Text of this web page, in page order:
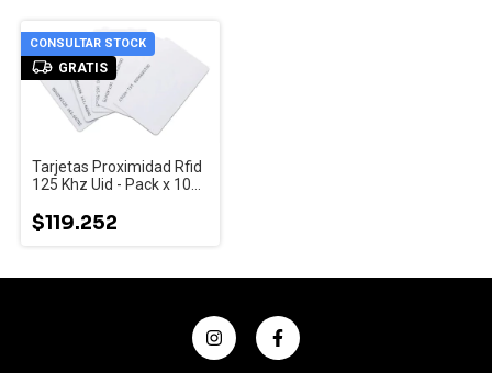
CONSULTAR STOCK
GRATIS
Tarjetas Proximidad Rfid
125 Khz Uid - Pack x 100
$119.252